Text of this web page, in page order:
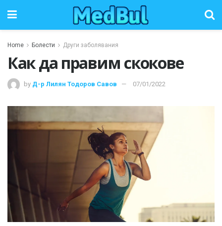
Home Болести Други заболявания
Как да правим скокове
by Д-р Лилян Тодоров Савов 07/01/2022